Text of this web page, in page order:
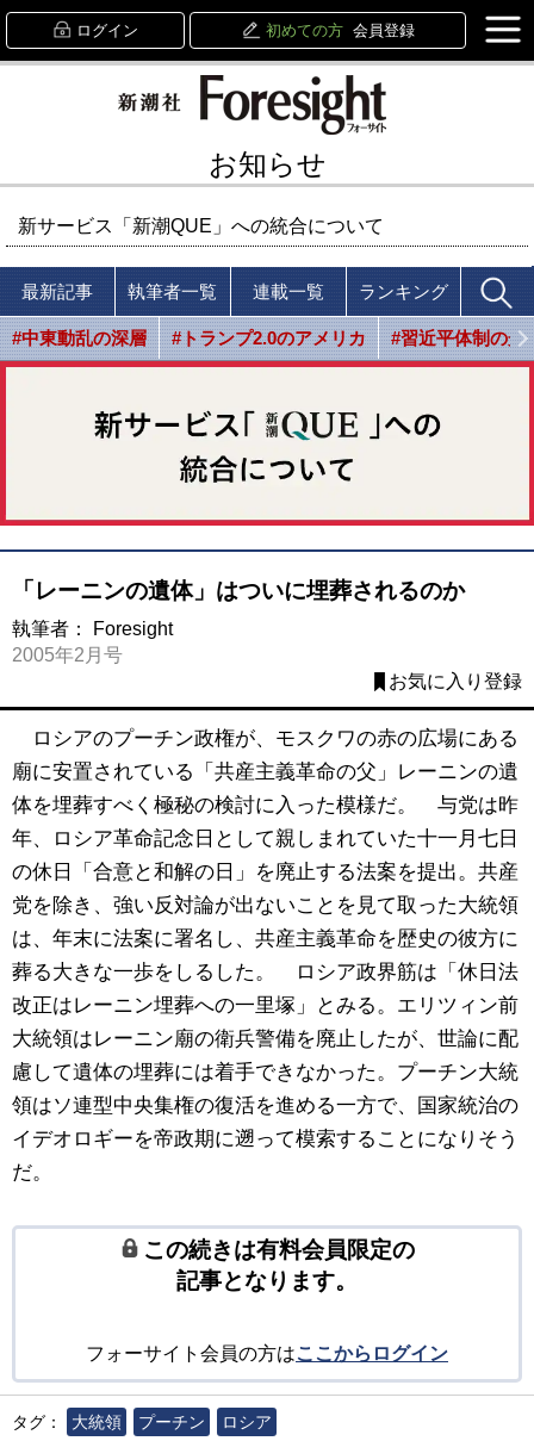
ログイン 初めての方 会員登録
お知らせ
新サービス「新潮QUE」への統合について
最新記事 執筆者一覧 連載一覧 ランキング
#中東動乱の深層 #トランプ2.0のアメリカ #習近平体制の光
「レーニンの遺体」はついに埋葬されるのか
執筆者：
Foresight
2005年2月号
お気に入り登録
ロシアのプーチン政権が、モスクワの赤の広場にある
廟に安置されている「共産主義革命の父」レーニンの遺
体を埋葬すべく極秘の検討に入った模様だ。 与党は昨
年、ロシア革命記念日として親しまれていた十一月七日
の休日「合意と和解の日」を廃止する法案を提出。共産
党を除き、強い反対論が出ないことを見て取った大統領
は、年末に法案に署名し、共産主義革命を歴史の彼方に
葬る大きな一歩をしるした。 ロシア政界筋は「休日法
改正はレーニン埋葬への一里塚」とみる。エリツィン前
大統領はレーニン廟の衛兵警備を廃止したが、世論に配
慮して遺体の埋葬には着手できなかった。プーチン大統
領はソ連型中央集権の復活を進める一方で、国家統治の
イデオロギーを帝政期に遡って模索することになりそう
だ。
この続きは有料会員限定の
記事となります。
フォーサイト会員の方はここからログイン
タグ： 大統領 プーチン
ロシア